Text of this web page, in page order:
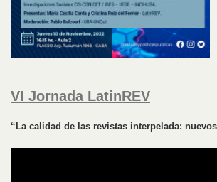
VI Jornada LatinREV
“La calidad de las revistas interpelada: